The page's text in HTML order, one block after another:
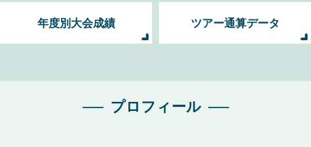
年度別大会成績 ツアー通算データ
プロフィール